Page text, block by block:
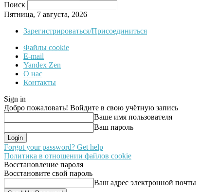
Поиск
Пятница, 7 августа, 2026
Зарегистрироваться/Присоединиться
Файлы cookie
E-mail
Yandex Zen
О нас
Контакты
Sign in
Добро пожаловать! Войдите в свою учётную запись
Ваше имя пользователя
Ваш пароль
Forgot your password? Get help
Политика в отношении файлов cookie
Восстановление пароля
Восстановите свой пароль
Ваш адрес электронной почты